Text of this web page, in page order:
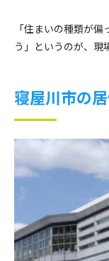
「住まいの種類が
う」というのが、現
寝屋川市の